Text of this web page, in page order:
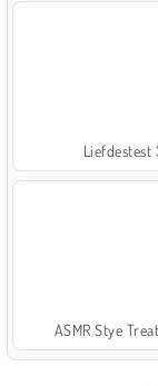
Liefdestest
ASMR Stye